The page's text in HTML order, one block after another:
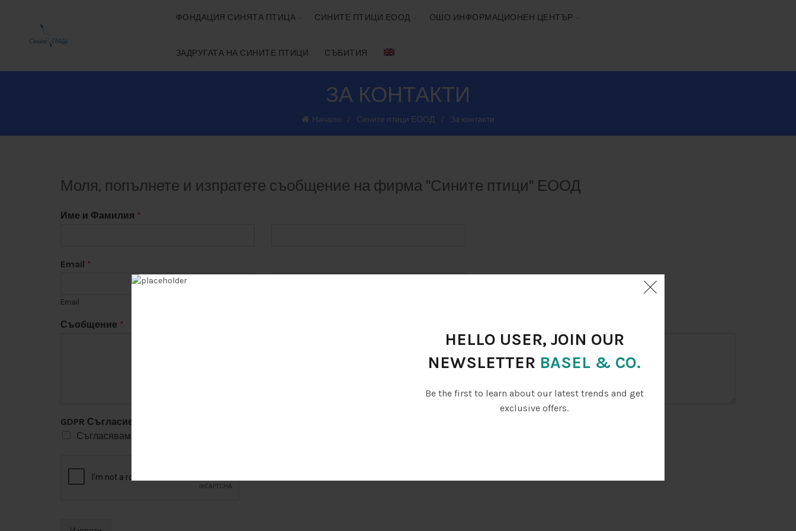
HELLO USER, JOIN OUR
NEWSLETTER BASEL & CO.
Be the first to learn about our latest trends and get
exclusive offers.
ФОНДАЦИЯ СИНЯТА ПТИЦА СИНИТЕ ПТИЦИ ЕООД ОШО ИНФОРМАЦИОНЕН ЦЕНТЪР
ЗАДРУГАТА НА СИНИТЕ ПТИЦИ СЪБИТИЯ
ЗА КОНТАКТИ
Начало Сините птици ЕООД За контакти
Моля, попълнете и изпратете съобщение на фирма "Сините птици" ЕООД
Име и Фамилия *
Email *
Email
Съобщение *
GDPR Съгласие
Съгласявам се, че този уебсайт съхранява предоставената от мен информация, за да може да отговори на моето запитване.